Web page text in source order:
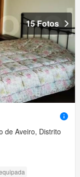
15 Fotos
de Aveiro, Distrito